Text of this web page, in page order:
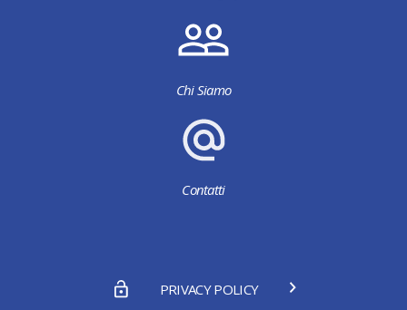
Chi Siamo
Contatti
PRIVACY POLICY